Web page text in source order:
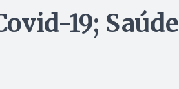
19; Saúde